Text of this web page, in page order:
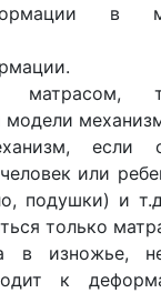
или
подушки) и
только
в изножье,
к